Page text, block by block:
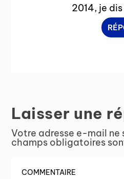
2014, je dis
Laisser une
Votre adresse e-mail ne
champs obligatoires